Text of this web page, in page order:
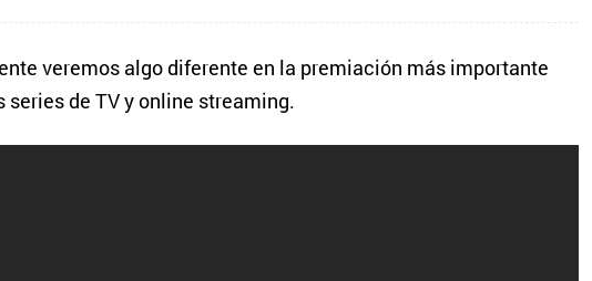
veremos algo diferente en la premiación más importante
series de TV y online streaming.